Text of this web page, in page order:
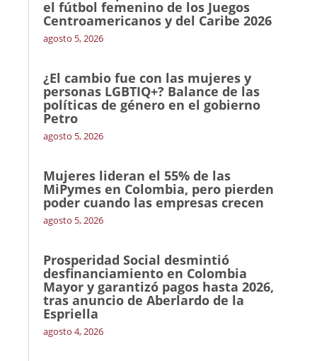
el fútbol femenino de los Juegos
Centroamericanos y del Caribe 2026
agosto 5, 2026
¿El cambio fue con las mujeres y
personas LGBTIQ+? Balance de las
políticas de género en el gobierno
Petro
agosto 5, 2026
Mujeres lideran el 55% de las
MiPymes en Colombia, pero pierden
poder cuando las empresas crecen
agosto 5, 2026
Prosperidad Social desmintió
desfinanciamiento en Colombia
Mayor y garantizó pagos hasta 2026,
tras anuncio de Aberlardo de la
Espriella
agosto 4, 2026